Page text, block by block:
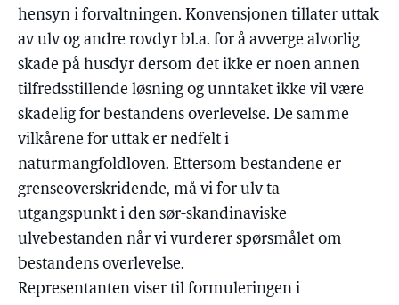
hensyn i forvaltningen. Konvensjonen tillater uttak
av ulv og andre rovdyr bl.a. for å avverge alvorlig
skade på husdyr dersom det ikke er noen annen
tilfredsstillende løsning og unntaket ikke vil være
skadelig for bestandens overlevelse. De samme
vilkårene for uttak er nedfelt i
naturmangfoldloven. Ettersom bestandene er
grenseoverskridende, må vi for ulv ta
utgangspunkt i den sør-skandinaviske
ulvebestanden når vi vurderer spørsmålet om
bestandens overlevelse.
Representanten viser til formuleringen i